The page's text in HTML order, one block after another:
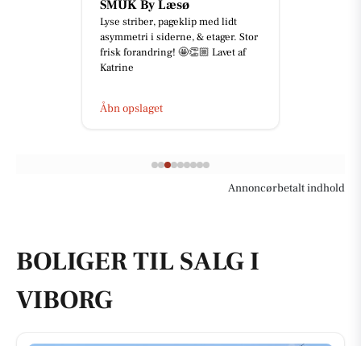
SMUK By Læsø
Lyse striber, pageklip med lidt
asymmetri i siderne, & etager. Stor
frisk forandring! 🤩👏🏼 Lavet af
Katrine
Åbn opslaget
Annoncørbetalt indhold
BOLIGER TIL SALG I
VIBORG